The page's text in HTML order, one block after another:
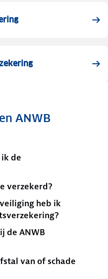
ANWB
de
verzekerd?
heb ik
de ANWB
van of schade